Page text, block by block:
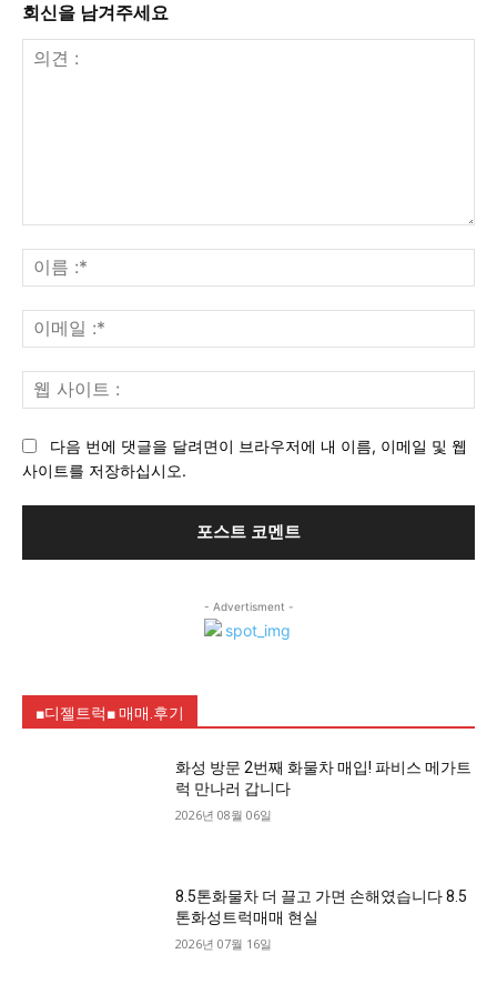
회신을 남겨주세요
견
:
름
:*
메
일
사
다음 번에 댓글을 달려면이 브라우저에 내 이름, 이메일 및 웹
사이트를 저장하십시오.
- Advertisment -
■디젤트럭■ 매매.후기
화성 방문 2번째 화물차 매입! 파비스 메가트
럭 만나러 갑니다
2026년 08월 06일
8.5톤화물차 더 끌고 가면 손해였습니다 8.5
톤화성트럭매매 현실
2026년 07월 16일